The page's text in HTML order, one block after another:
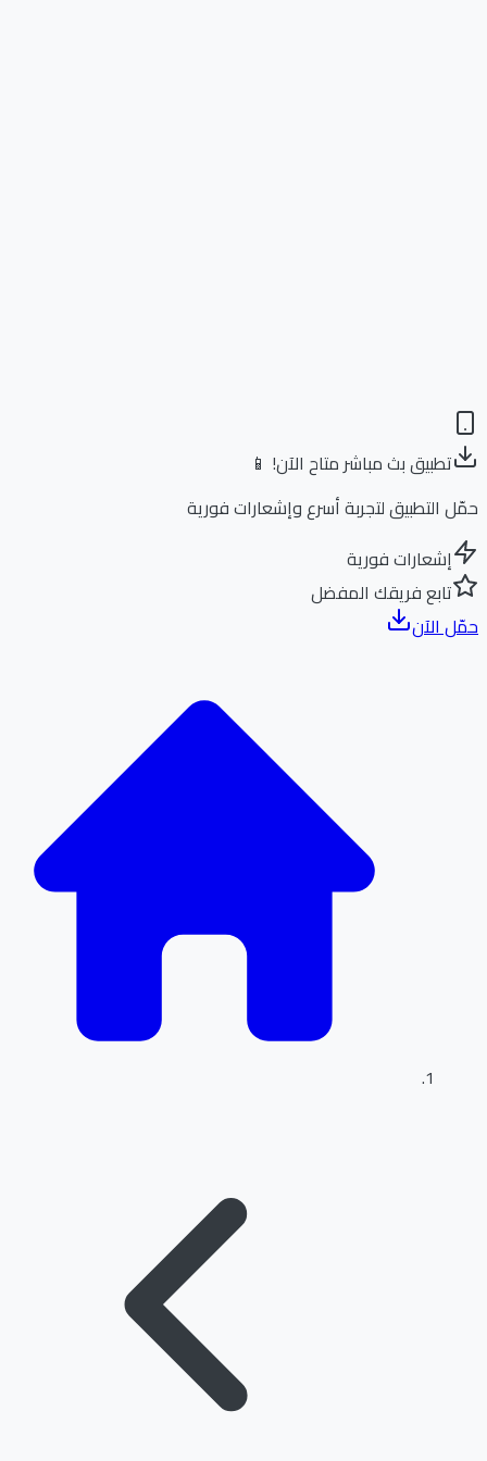
تطبيق بث مباشر متاح الآن! 📱
التطبيق لتجربة أسرع وإشعارات فورية
إشعارات فورية
تابع فريقك المفضل
الآن